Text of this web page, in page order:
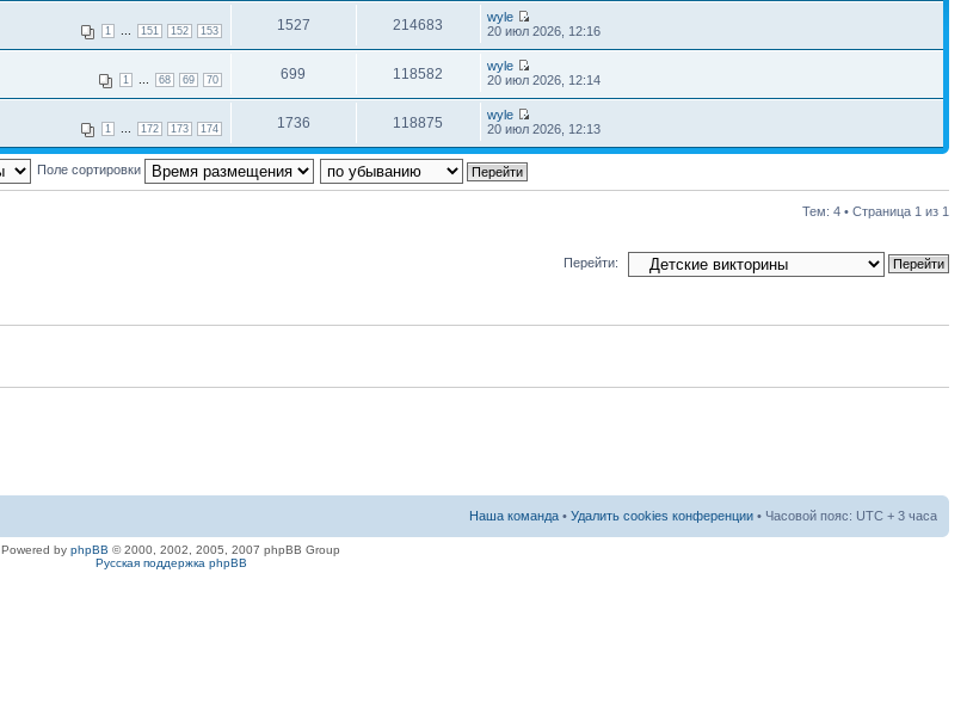
1 151 152 153 1527 214683
wyle
20 июл 2026, 12:16
1 68 69 70 699 118582
wyle
20 июл 2026, 12:14
1 172 173 174 1736 118875
wyle
20 июл 2026, 12:13
Поле сортировки
Тем: 4 • Страница 1 из 1
Перейти:
Наша команда • Удалить cookies конференции • Часовой пояс: UTC + 3 часа
Powered by phpBB © 2000, 2002, 2005, 2007 phpBB Group
Русская поддержка phpBB